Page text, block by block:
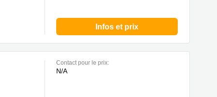
Infos et prix
Contact pour le prix:
N/A